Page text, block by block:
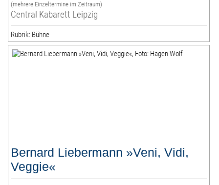
(mehrere Einzeltermine im Zeitraum)
Central Kabarett Leipzig
Rubrik: Bühne
Bernard Liebermann »Veni, Vidi,
Veggie«